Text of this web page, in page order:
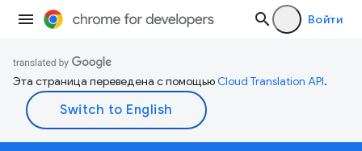
Войти
Эта страница переведена с помощьюCloud Translation API.